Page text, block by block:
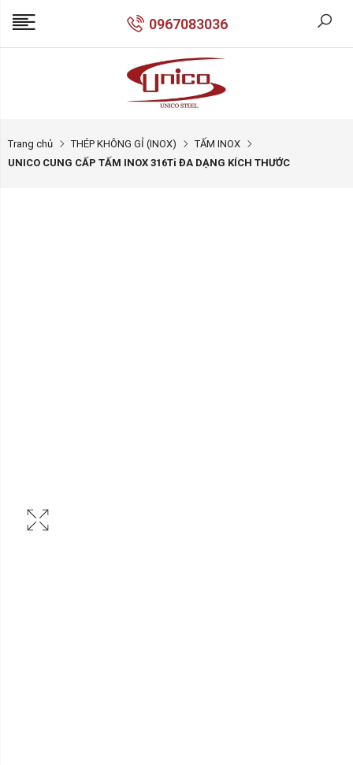
0967083036
Trang chủ THÉP KHÔNG GỈ (INOX)
TẤM INOX
UNICO CUNG CẤP TẤM INOX 316Ti ĐA DẠNG KÍCH THƯỚC